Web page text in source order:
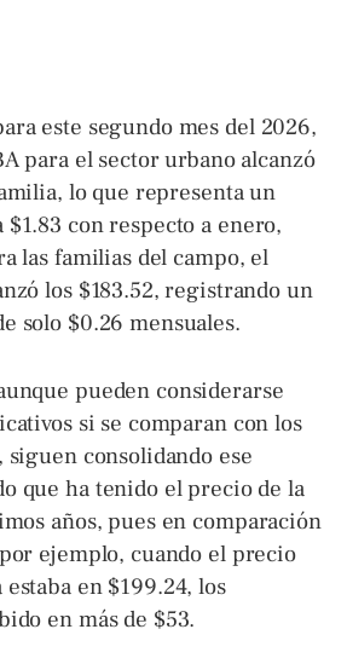
este segundo mes del 2026,
para el sector urbano alcanzó
lo que representa un
$1.83 con respecto a enero,
las familias del campo, el
los $183.52, registrando un
solo $0.26 mensuales.
pueden considerarse
si se comparan con los
consolidando ese
que ha tenido el precio de la
años, pues en comparación
ejemplo, cuando el precio
estaba en $199.24, los
en más de $53.